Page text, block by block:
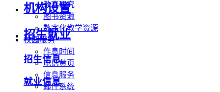
教育研究
图书资源
数字化教学资源
校园服务
作息时间
电话黄页
信息服务
邮件系统
机构设置
招生就业
招生信息
就业信息